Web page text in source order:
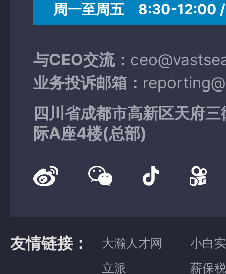
周一至周五 8:30-12:00
与CEO交流：
业务投诉邮箱：
四川省成都市高新区天府
际A座4楼(总部)
友情链接： 大瀚人才网
小白
立派
薪保税